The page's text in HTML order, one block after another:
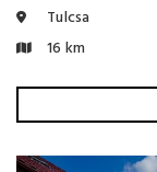
Tulcsa
16 km